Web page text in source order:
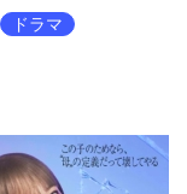
ドラマ